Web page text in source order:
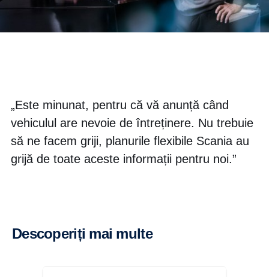
„Este minunat, pentru că vă anunță când
vehiculul are nevoie de întreținere. Nu trebuie
să ne facem griji, planurile flexibile Scania au
grijă de toate aceste informații pentru noi.”
Descoperiți mai multe